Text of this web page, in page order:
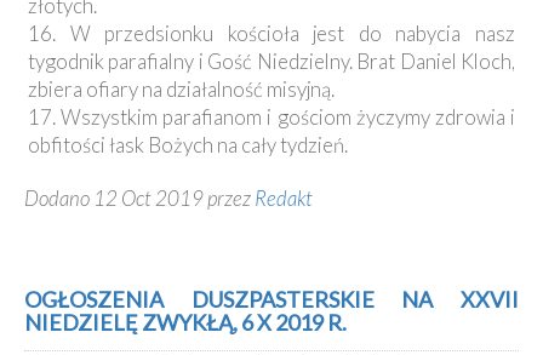
złotych.
16. W przedsionku kościoła jest do nabycia nasz
tygodnik parafialny i Gość Niedzielny. Brat Daniel Kloch,
zbiera ofiary na działalność misyjną.
17. Wszystkim parafianom i gościom życzymy zdrowia i
obfitości łask Bożych na cały tydzień.
Dodano 12 Oct 2019 przezRedakt
OGŁOSZENIA DUSZPASTERSKIE NA XXVII
NIEDZIELĘ ZWYKŁĄ, 6 X 2019 R.